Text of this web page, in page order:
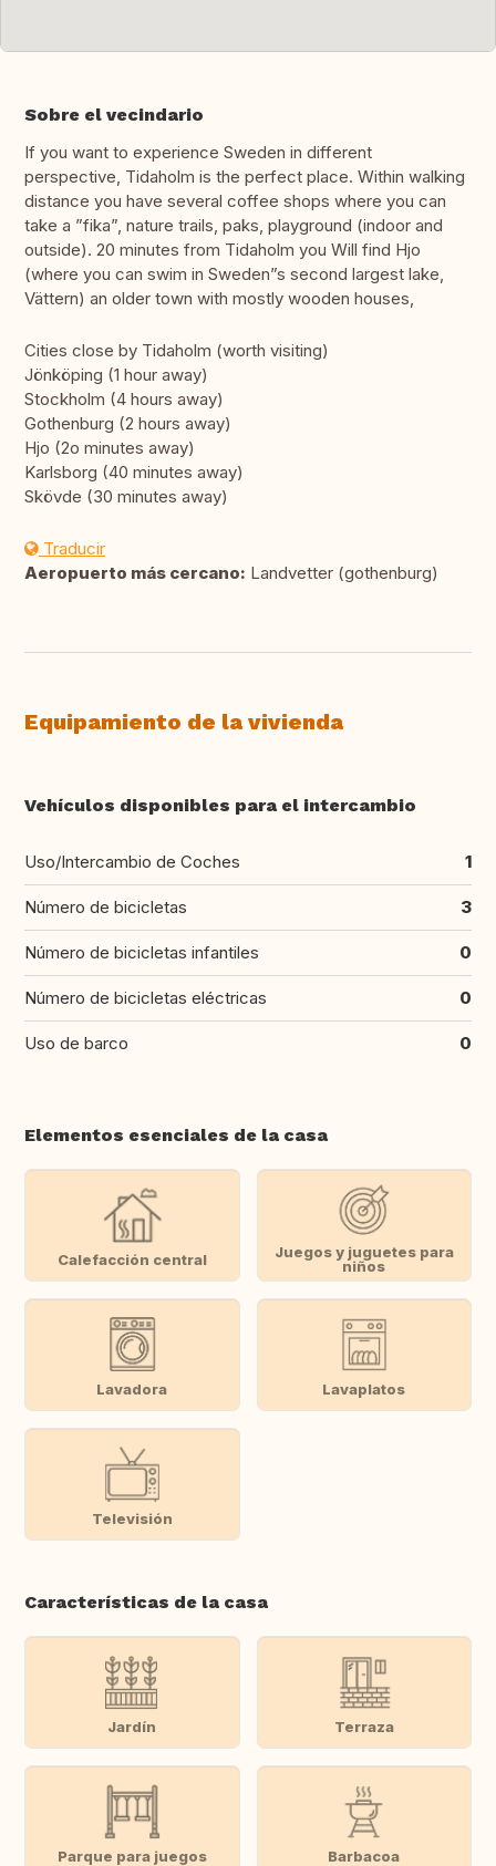
Sobre el vecindario
If you want to experience Sweden in different
perspective, Tidaholm is the perfect place. Within walking
distance you have several coffee shops where you can
take a ”fika”, nature trails, paks, playground (indoor and
outside). 20 minutes from Tidaholm you Will find Hjo
(where you can swim in Sweden”s second largest lake,
Vättern) an older town with mostly wooden houses,
Cities close by Tidaholm (worth visiting)
Jönköping (1 hour away)
Stockholm (4 hours away)
Gothenburg (2 hours away)
Hjo (2o minutes away)
Karlsborg (40 minutes away)
Skövde (30 minutes away)
Traducir
Aeropuerto más cercano: Landvetter (gothenburg)
Equipamiento de la vivienda
Vehículos disponibles para el intercambio
Uso/Intercambio de Coches 1
Número de bicicletas 3
Número de bicicletas infantiles 0
Número de bicicletas eléctricas 0
Uso de barco 0
Elementos esenciales de la casa
Calefacción central
Juegos y juguetes para
niños
Lavadora Lavaplatos
Televisión
Características de la casa
Jardín Terraza
Parque para juegos Barbacoa